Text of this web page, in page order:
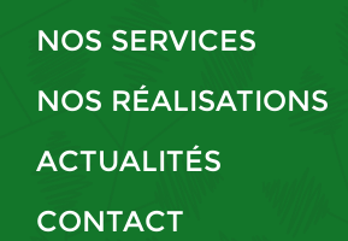
NOS SERVICES
NOS RÉALISATIONS
ACTUALITÉS
CONTACT